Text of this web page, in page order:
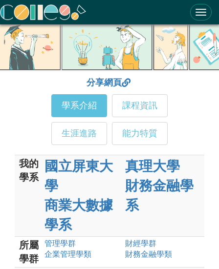
ColleGo! 大學選才與高中育才輔助系統
分享網頁
學系介紹 課程資訊
生涯進路 能力特質
我的
學系
國立屏東大
學
商業大數據
學系
真理大學
財務金融學
系
所屬
學群
管理學群
企業管理學類
財經學群
財務金融學類